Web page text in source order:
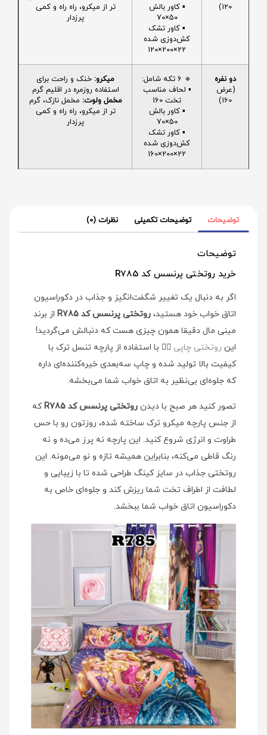
120)
▪️ کاور بالش
50×70
▪️ کاور تشک
کش‌دوزی شده
22×200×120
تر از میکرو، راه راه و کمی
پرزدار
دو نفره
(عرض
160)
🔹 6 تکه شامل:
▪️ لحاف مناسب
تخت 160
▪️ کاور بالش
50×70
▪️ کاور تشک
کش‌دوزی شده
22×200×160
میکرو: خنک و راحت برای
استفاده روزمره در اقلیم گرم
مخمل ولوت: مخمل نازک، گرم
تر از میکرو، راه راه و کمی
پرزدار
توضیحات توضیحات تکمیلی نظرات (0)
توضیحات
خرید روتختی پرنسس کد R785
اگر به دنبال یک تغییر شگفت‌انگیز و جذاب در دکوراسیون
اتاق خواب خود هستید، روتختی پرنسس کد R785
از برند
مینی مال دقیقا همون چیزی هست که دنبالش می‌گردید!
این روتختی چاپی 👉🏻 با استفاده از پارچه تنسل ترک با
کیفیت بالا تولید شده و چاپ سه‌بعدی خیره‌کننده‌ای داره
که جلوه‌ای بی‌نظیر به اتاق خواب شما می‌بخشه.
تصور کنید هر صبح با دیدن روتختی پرنسس کد R785
که
از جنس پارچه میکرو ترک ساخته شده، روزتون رو با حس
طراوت و انرژی شروع کنید. این پارچه نه پرز می‌ده و نه
رنگ قاطی می‌کنه، بنابراین همیشه تازه و نو می‌مونه. این
روتختی جذاب در سایز کینگ طراحی شده تا با زیبایی و
لطافت از اطراف تخت شما ریزش کند و جلوه‌ای خاص به
دکوراسیون اتاق خواب شما ببخشد.